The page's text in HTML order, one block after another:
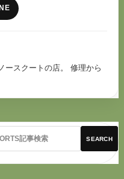
ースクートの店。 修理から
SEARCH